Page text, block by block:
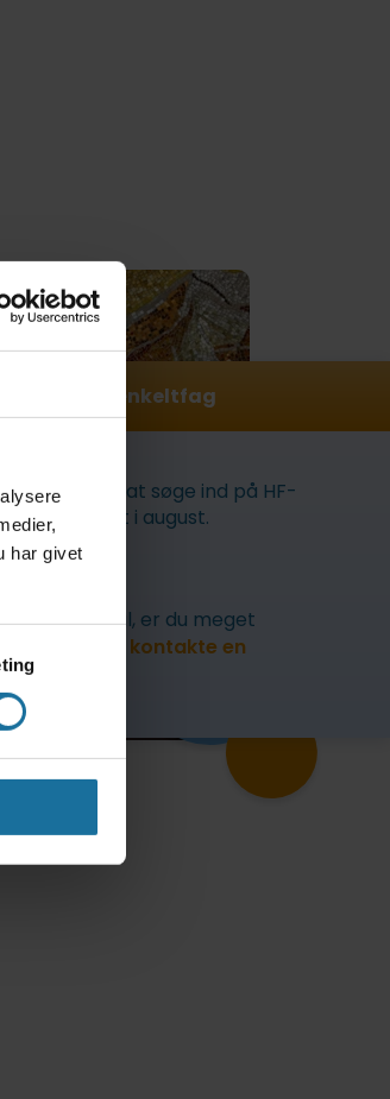
har givet
ind på HF-enkeltfag
stadig nå at søge ind på HF-
til start i august.
mere her
du spørgsmål, er du meget
kontakte en